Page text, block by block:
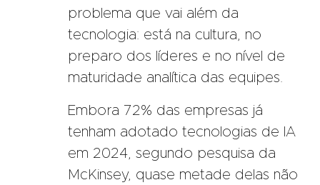
problema que vai além da
tecnologia: está na cultura, no
preparo dos líderes e no nível de
maturidade analítica das equipes.
Embora 72% das empresas já
tenham adotado tecnologias de IA
em 2024, segundo pesquisa da
McKinsey, quase metade delas não